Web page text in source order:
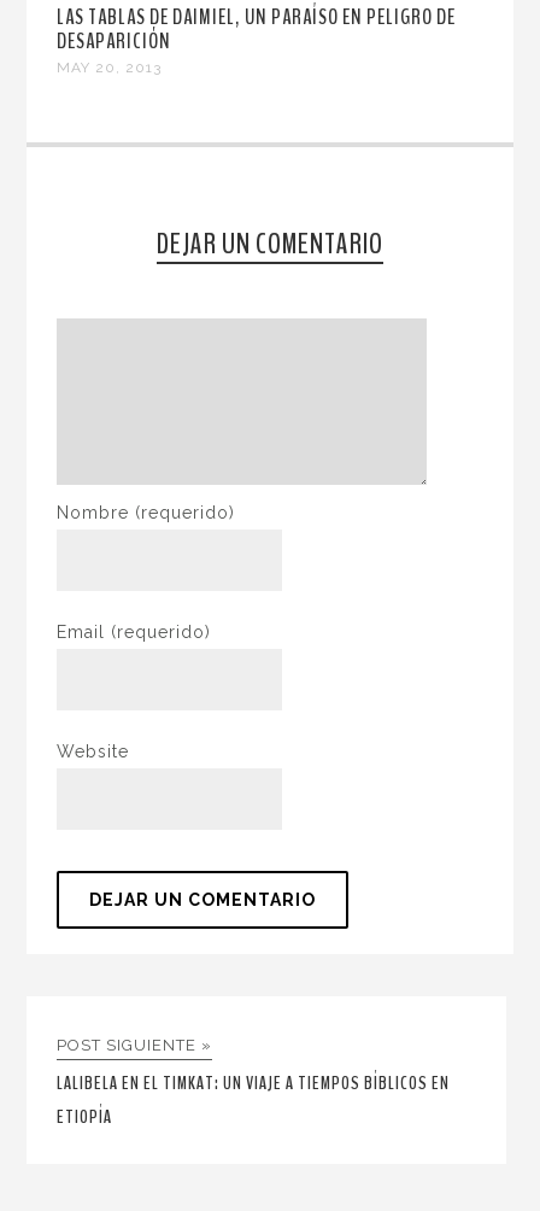
LAS TABLAS DE DAIMIEL, UN PARAÍSO EN PELIGRO DE
DESAPARICIÓN
MAY 20, 2013
DEJAR UN COMENTARIO
Nombre (requerido)
Email (requerido)
Website
POST SIGUIENTE »
LALIBELA EN EL TIMKAT: UN VIAJE A TIEMPOS BÍBLICOS EN
ETIOPÍA